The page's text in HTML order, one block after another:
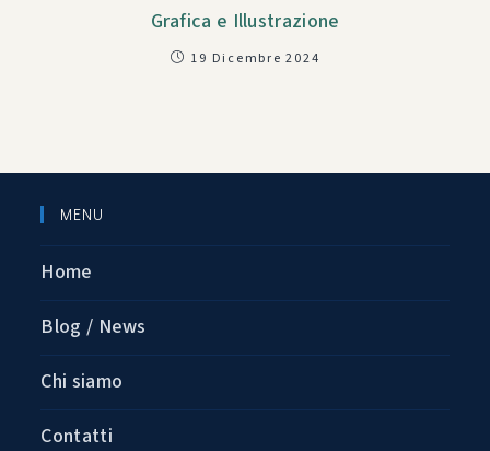
Grafica e Illustrazione
19 Dicembre 2024
MENU
Home
Blog / News
Chi siamo
Contatti